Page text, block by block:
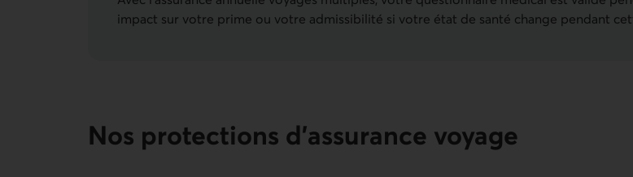
impact sur votre prime ou votre admissibilité si votre état de santé change pendant
Nos protections d’assurance voyage